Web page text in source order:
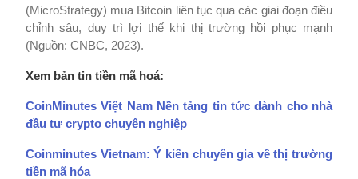
(MicroStrategy) mua Bitcoin liên tục qua các giai đoạn điều
chỉnh sâu, duy trì lợi thế khi thị trường hồi phục mạnh
(Nguồn: CNBC, 2023).
Xem bản tin tiền mã hoá:
CoinMinutes Việt Nam Nền tảng tin tức dành cho nhà
đầu tư crypto chuyên nghiệp
Coinminutes Vietnam: Ý kiến chuyên gia về thị trường
tiền mã hóa